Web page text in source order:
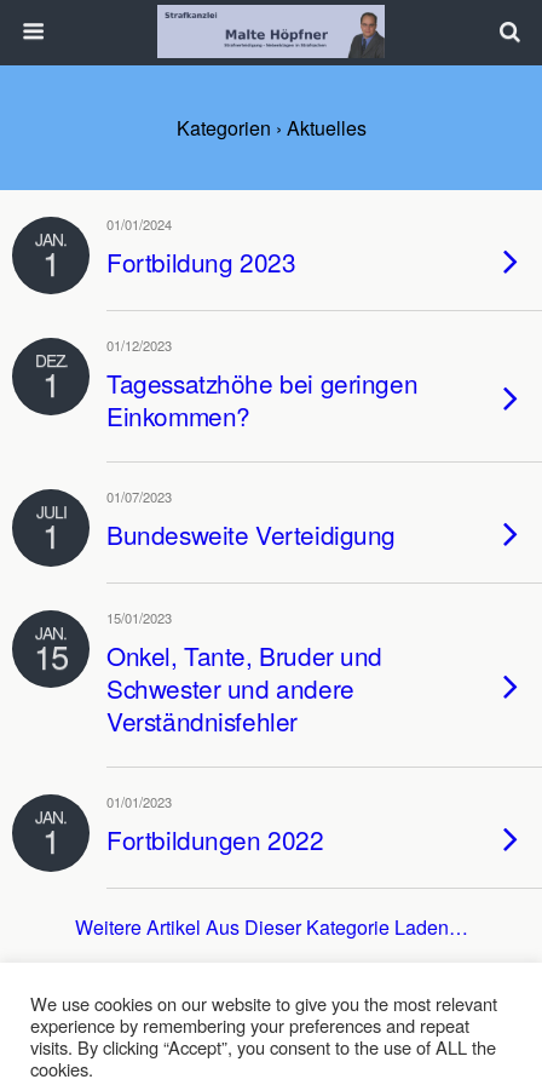
Kategorien › Aktuelles
JAN.
1
01/01/2024
Fortbildung 2023
DEZ.
1
01/12/2023
Tagessatzhöhe bei geringen
Einkommen?
JULI
1
01/07/2023
Bundesweite Verteidigung
JAN.
15
15/01/2023
Onkel, Tante, Bruder und
Schwester und andere
Verständnisfehler
JAN.
1
01/01/2023
Fortbildungen 2022
Weitere Artikel Aus Dieser Kategorie Laden…
Zum Seitenanfang
We use cookies on our website to give you the most relevant
experience by remembering your preferences and repeat
visits. By clicking “Accept”, you consent to the use of ALL the
cookies.